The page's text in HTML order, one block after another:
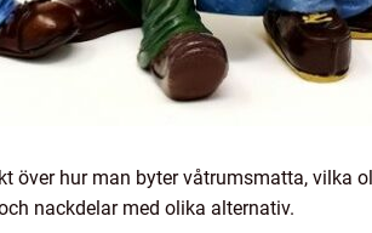
över hur man byter våtrumsmatta, vilka
nackdelar med olika alternativ.